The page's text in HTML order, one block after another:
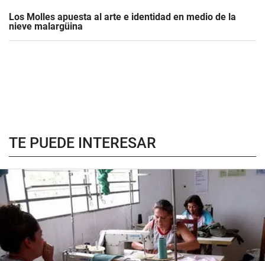
Los Molles apuesta al arte e identidad en medio de la
nieve malargüina
TE PUEDE INTERESAR